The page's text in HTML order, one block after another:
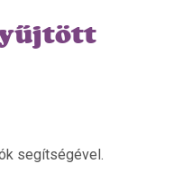
segítségével.